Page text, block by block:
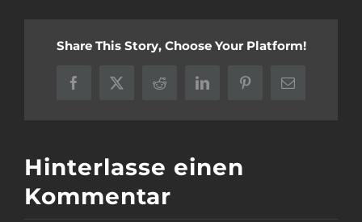
Share This Story, Choose Your Platform!
Facebook
X Reddit LinkedInPinterest
E-
Hinterlasse einen
Kommentar